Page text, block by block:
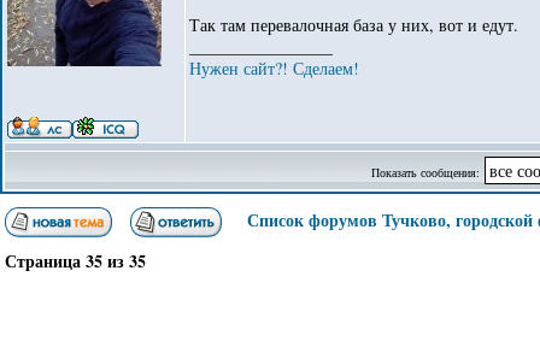
Так там перевалочная база у них, вот и едут.
Нужен сайт?! Сделаем!
Показать сообщения:
Список форумов Тучково,
Страница35из35